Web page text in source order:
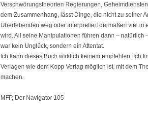
Verschwörungstheorien Regierungen,
dem Zusammenhang, lässt Dinge, die nicht zu seiner
Überlebenden weg oder interpretiert dermaßen viel in
wird. All seine Manipulationen führen dann – natürlich
war kein Unglück, sondern ein Attentat.
Ich kann dieses Buch wirklich keinem empfehlen. Ich
Verlagen wie dem Kopp Verlag möglich ist, mit dem
machen.
MFP, Der Navigator 105